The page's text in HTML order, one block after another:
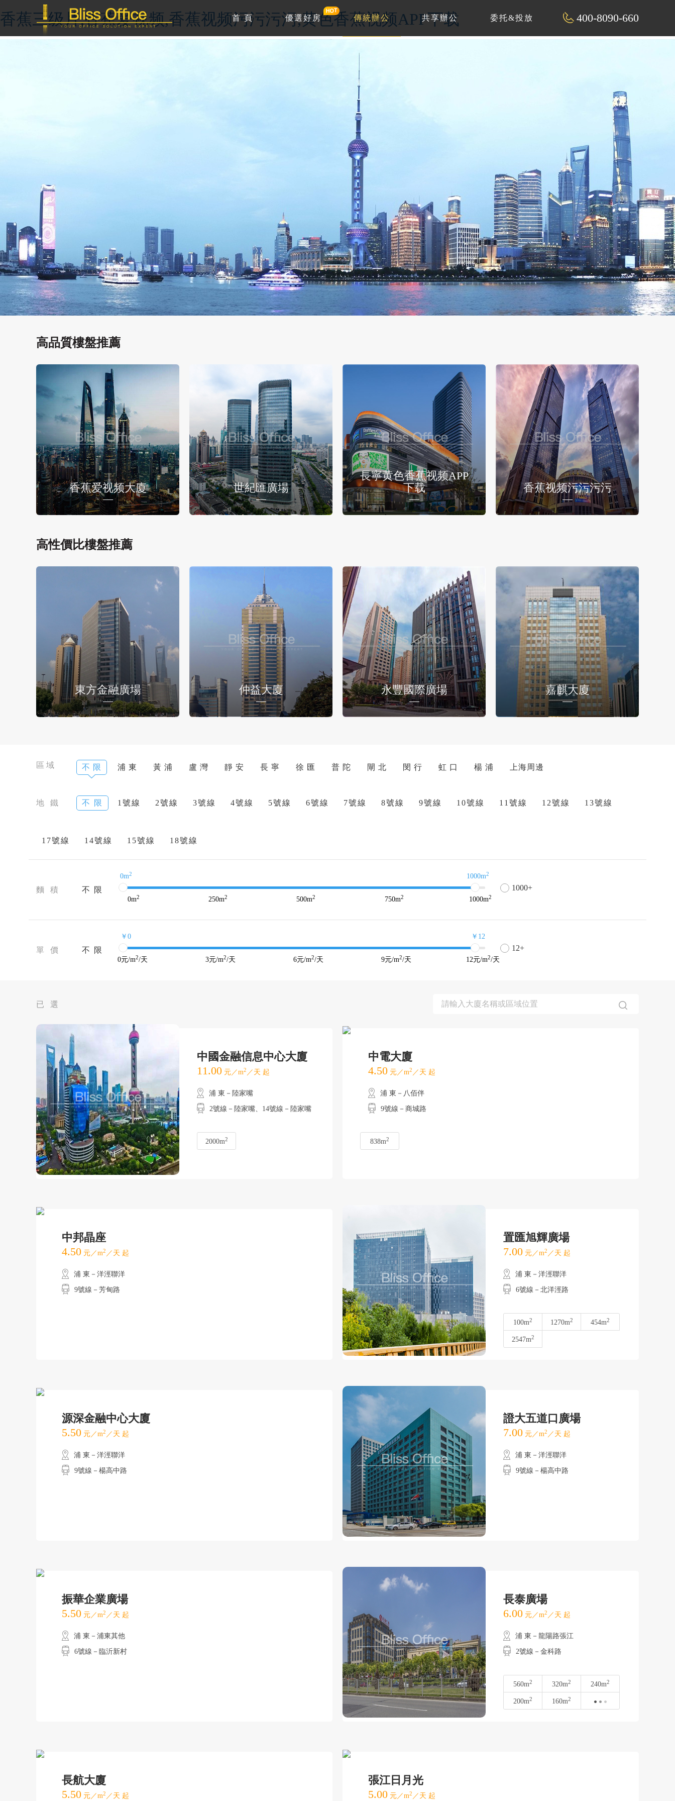
香蕉三级片,香蕉爱视频,香蕉视频污污污污,黄色香蕉视频APP下载 400-8090-660
首 頁 優選好房 傳統辦公 共享辦公 委托&投放
高品質樓盤推薦
香蕉爱视频大廈 世紀匯廣場
長寧黄色香蕉视频APP
下载
香蕉视频污污污污
高性價比樓盤推薦
東方金融廣場 仲益大廈 永豐國際廣場 嘉麒大廈
區域 不 限 浦 東 黃 浦 盧 灣 靜 安 長 寧 徐 匯 普 陀 閘 北 閔 行 虹 口 楊 浦 上海周邊
地 鐵 不 限 1號線 2號線 3號線 4號線 5號線 6號線 7號線 8號線 9號線 10號線 11號線 12號線 13號線
17號線 14號線 15號線 18號線
麵 積 不 限
0m2 1000m2
0m2 250m2 500m2 750m2 1000m2
1000+
單 價 不 限
￥0 ￥12
0元/m2/天 3元/m2/天 6元/m2/天 9元/m2/天 12元/m2/天
12+
已 選
中國金融信息中心大廈
11.00 元／m2 ／天 起
浦 東－陸家嘴
2號線－陸家嘴、14號線－陸家嘴
2000m2
中電大廈
4.50 元／m2 ／天 起
浦 東－八佰伴
9號線－商城路
838m2
中邦晶座
4.50 元／m2 ／天 起
浦 東－洋涇聯洋
9號線－芳甸路
置匯旭輝廣場
7.00 元／m2 ／天 起
浦 東－洋涇聯洋
6號線－北洋涇路
100m2 1270m2 454m2
2547m2
源深金融中心大廈
5.50 元／m2 ／天 起
浦 東－洋涇聯洋
9號線－楊高中路
證大五道口廣場
7.00 元／m2 ／天 起
浦 東－洋涇聯洋
9號線－楊高中路
振華企業廣場
5.50 元／m2 ／天 起
浦 東－浦東其他
6號線－臨沂新村
長泰廣場
6.00 元／m2 ／天 起
浦 東－龍陽路張江
2號線－金科路
560m2 320m2 240m2
200m2 160m2
長航大廈
5.50 元／m2 ／天 起
張江日月光
5.00 元／m2 ／天 起